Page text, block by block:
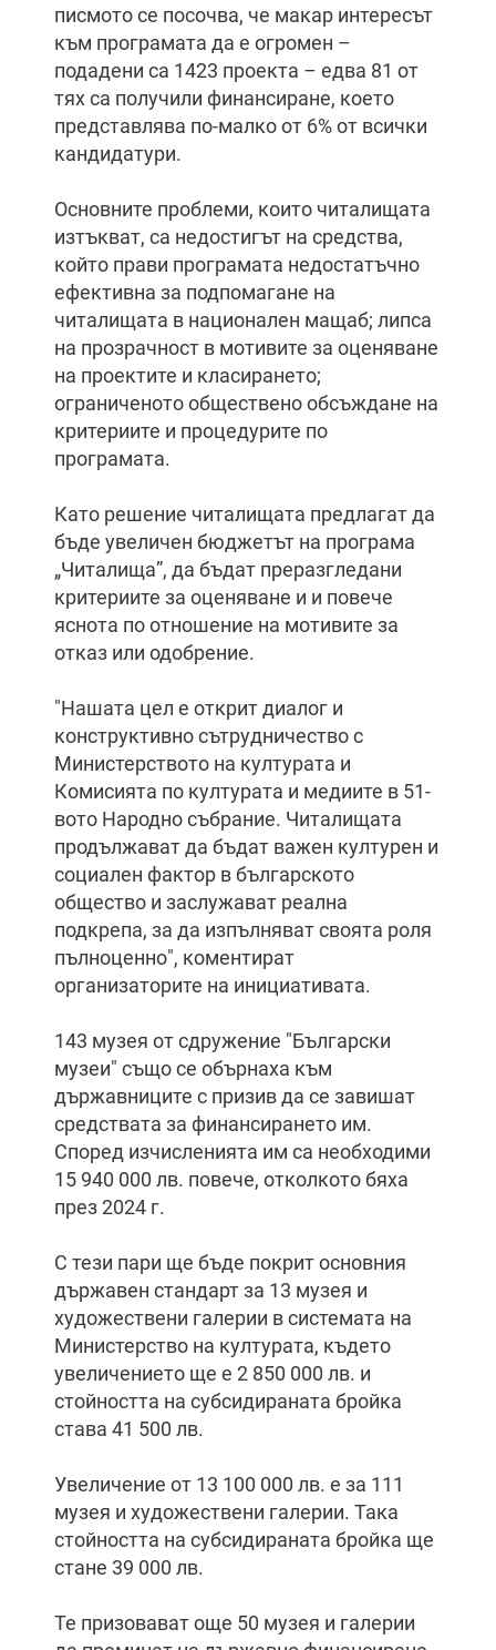
писмото се посочва, че макар интересът
към програмата да е огромен –
подадени са 1423 проекта – едва 81 от
тях са получили финансиране, което
представлява по-малко от 6% от всички
кандидатури.
Основните проблеми, които читалищата
изтъкват, са недостигът на средства,
който прави програмата недостатъчно
ефективна за подпомагане на
читалищата в национален мащаб; липса
на прозрачност в мотивите за оценяване
на проектите и класирането;
ограниченото обществено обсъждане на
критериите и процедурите по
програмата.
Като решение читалищата предлагат да
бъде увеличен бюджетът на програма
„Читалища”, да бъдат преразгледани
критериите за оценяване и и повече
яснота по отношение на мотивите за
отказ или одобрение.
"Нашата цел е открит диалог и
конструктивно сътрудничество с
Министерството на културата и
Комисията по културата и медиите в 51-
вото Народно събрание. Читалищата
продължават да бъдат важен културен и
социален фактор в българското
общество и заслужават реална
подкрепа, за да изпълняват своята роля
пълноценно", коментират
организаторите на инициативата.
143 музея от сдружение "Български
музеи" също се обърнаха към
държавниците с призив да се завишат
средствата за финансирането им.
Според изчисленията им са необходими
15 940 000 лв. повече, отколкото бяха
през 2024 г.
С тези пари ще бъде покрит основния
държавен стандарт за 13 музея и
художествени галерии в системата на
Министерство на културата, където
увеличението ще е 2 850 000 лв. и
стойността на субсидираната бройка
става 41 500 лв.
Увеличение от 13 100 000 лв. е за 111
музея и художествени галерии. Така
стойността на субсидираната бройка ще
стане 39 000 лв.
Те призовават още 50 музея и галерии